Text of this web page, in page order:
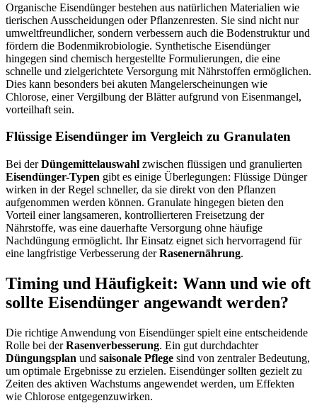
Organische Eisendünger bestehen aus natürlichen Materialien wie
tierischen Ausscheidungen oder Pflanzenresten. Sie sind nicht nur
umweltfreundlicher, sondern verbessern auch die Bodenstruktur und
fördern die Bodenmikrobiologie. Synthetische Eisendünger
hingegen sind chemisch hergestellte Formulierungen, die eine
schnelle und zielgerichtete Versorgung mit Nährstoffen ermöglichen.
Dies kann besonders bei akuten Mangelerscheinungen wie
Chlorose, einer Vergilbung der Blätter aufgrund von Eisenmangel,
vorteilhaft sein.
Flüssige Eisendünger im Vergleich zu Granulaten
Bei derDüngemittelauswahl zwischen flüssigen und granulierten
Eisendünger-Typen gibt es einige Überlegungen: Flüssige Dünger
wirken in der Regel schneller, da sie direkt von den Pflanzen
aufgenommen werden können. Granulate hingegen bieten den
Vorteil einer langsameren, kontrollierteren Freisetzung der
Nährstoffe, was eine dauerhafte Versorgung ohne häufige
Nachdüngung ermöglicht. Ihr Einsatz eignet sich hervorragend für
eine langfristige Verbesserung derRasenernährung.
Timing und Häufigkeit: Wann und wie oft
sollte Eisendünger angewandt werden?
Die richtige Anwendung von Eisendünger spielt eine entscheidende
Rolle bei derRasenverbesserung. Ein gut durchdachter
Düngungsplan und saisonale Pflege sind von zentraler Bedeutung,
um optimale Ergebnisse zu erzielen. Eisendünger sollten gezielt zu
Zeiten des aktiven Wachstums angewendet werden, um Effekten
wie Chlorose entgegenzuwirken.